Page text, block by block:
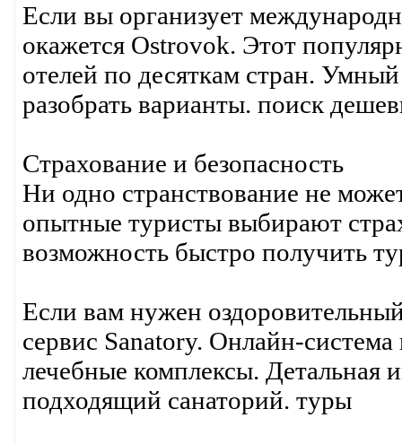
Если вы организует
окажется Ostrovok. Этот
отелей по десяткам стран.
разобрать варианты. поиск
Страхование и безопасность
Ни одно странствование не
опытные туристы выбирают
возможность быстро получить
Если вам нужен
сервис Sanatory. Онлайн-
лечебные комплексы. Детальная
подходящий санаторий. туры